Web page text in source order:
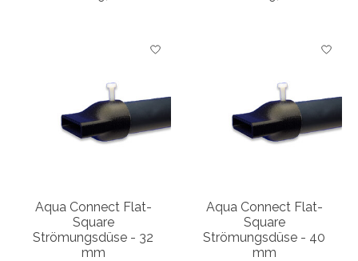
Aqua Connect Flat-
Square
Strömungsdüse - 32
mm
Aqua Connect Flat-
Square
Strömungsdüse - 40
mm